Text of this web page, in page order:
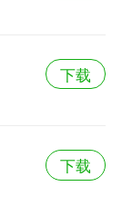
下载
下载